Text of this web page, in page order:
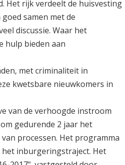
Het rijk verdeelt de huisvesting
samen met de
discussie. Waar het
hulp bieden aan
met criminaliteit in
kwetsbare nieuwkomers in
van de verhoogde instroom
gedurende 2 jaar het
processen. Het programma
inburgeringstraject. Het